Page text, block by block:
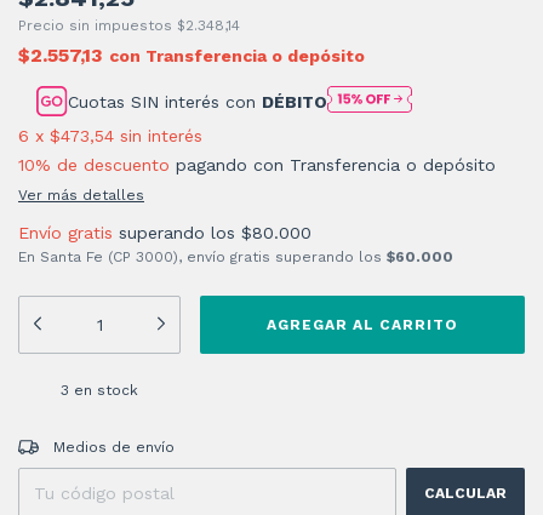
Precio sin impuestos $2.348,14
$2.557,13 con Transferencia o depósito
Cuotas SIN interés con DÉBITO
6 x $473,54 sin interés
10% de descuento pagando con Transferencia o depósito
Ver más detalles
Envío gratis superando los $80.000
En Santa Fe (CP 3000), envío gratis superando los $60.000
3 en stock
Entregas para el CP:
Medios de envío
CALCULAR